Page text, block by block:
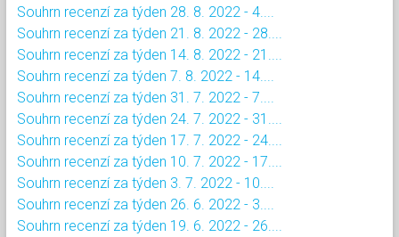
Souhrn recenzí za týden 28. 8. 2022 - 4....
Souhrn recenzí za týden 21. 8. 2022 - 28....
Souhrn recenzí za týden 14. 8. 2022 - 21....
Souhrn recenzí za týden 7. 8. 2022 - 14....
Souhrn recenzí za týden 31. 7. 2022 - 7....
Souhrn recenzí za týden 24. 7. 2022 - 31....
Souhrn recenzí za týden 17. 7. 2022 - 24....
Souhrn recenzí za týden 10. 7. 2022 - 17....
Souhrn recenzí za týden 3. 7. 2022 - 10....
Souhrn recenzí za týden 26. 6. 2022 - 3....
Souhrn recenzí za týden 19. 6. 2022 - 26....